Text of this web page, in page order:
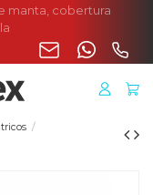
manta, cobertura